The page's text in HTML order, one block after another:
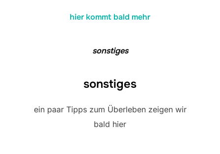
hier kommt bald mehr
sonstiges
sonstiges
ein paar Tipps zum Überleben zeigen wir
bald hier